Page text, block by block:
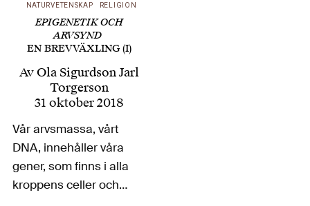
NATURVETENSKAP
RELIGION
EPIGENETIK OCH
ARVSYND
EN BREVVÄXLING (I)
AvOla Sigurdson Jarl
Torgerson
31 oktober 2018
Vår arvsmassa, vårt
DNA, innehåller våra
gener, som finns i alla
kroppens celler och